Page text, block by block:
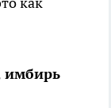
имбирь